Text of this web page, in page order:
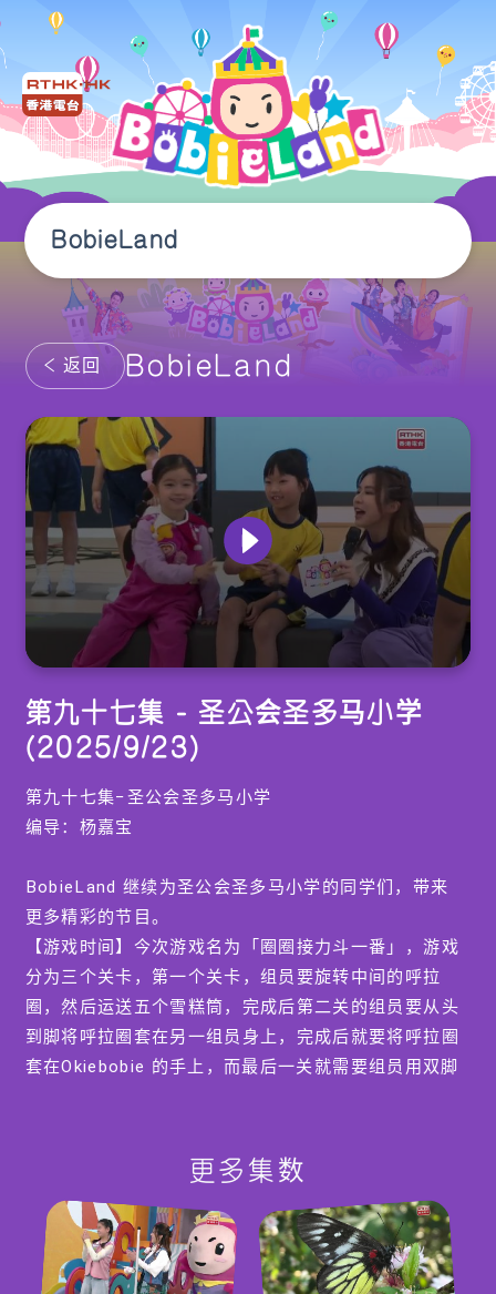
BobieLand
返回 BobieLand
of
0
seconds
第九十七集 - 圣公会圣多马小学
(2025/9/23)
第九十七集−圣公会圣多马小学
编导：杨嘉宝
BobieLand 继续为圣公会圣多马小学的同学们，带来
更多精彩的节目。
【游戏时间】今次游戏名为「圈圈接力斗一番」，游戏
分为三个关卡，第一个关卡，组员要旋转中间的呼拉
圈，然后运送五个雪糕筒，完成后第二关的组员要从头
到脚将呼拉圈套在另一组员身上，完成后就要将呼拉圈
套在Okiebobie 的手上，而最后一关就需要组员用双脚
另外一个游戏名为「猜猜Bobie 大电视」，组员给提示
去猜猜电视上显示的字，胜出者均可获得奖品。
更多集数